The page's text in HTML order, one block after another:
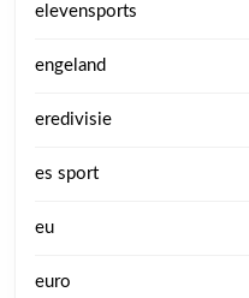
elevensports
engeland
eredivisie
es sport
eu
euro